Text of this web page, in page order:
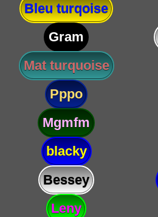
Bleu turqoise
Gram
Mat turquoise
Pppo
Mgmfm
blacky
Bessey
Leny